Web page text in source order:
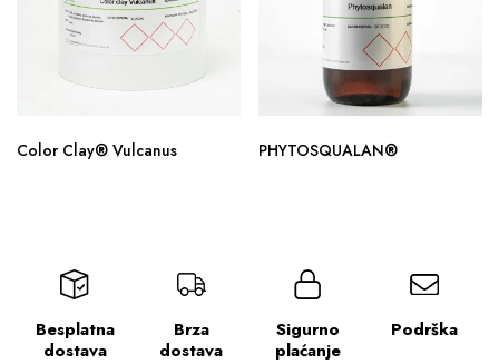
Color Clay® Vulcanus PHYTOSQUALAN®
Besplatna
dostava
Brza
dostava
Sigurno
plaćanje
Podrška